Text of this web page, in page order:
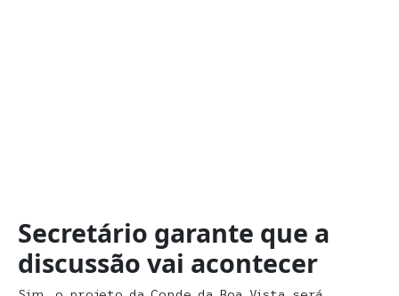
Secretário garante que a
discussão vai acontecer